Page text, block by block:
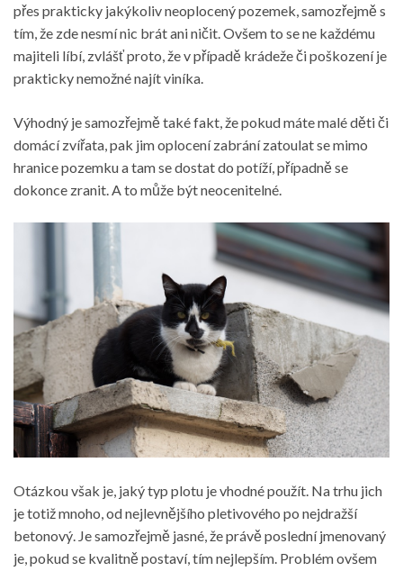
přes prakticky jakýkoliv neoplocený pozemek, samozřejmě s
tím, že zde nesmí nic brát ani ničit. Ovšem to se ne každému
majiteli líbí, zvlášť proto, že v případě krádeže či poškození je
prakticky nemožné najít viníka.
Výhodný je samozřejmě také fakt, že pokud máte malé děti či
domácí zvířata, pak jim oplocení zabrání zatoulat se mimo
hranice pozemku a tam se dostat do potíží, případně se
dokonce zranit. A to může být neocenitelné.
Otázkou však je, jaký typ plotu je vhodné použít. Na trhu jich
je totiž mnoho, od nejlevnějšího pletivového po nejdražší
betonový. Je samozřejmě jasné, že právě poslední jmenovaný
je, pokud se kvalitně postaví, tím nejlepším. Problém ovšem